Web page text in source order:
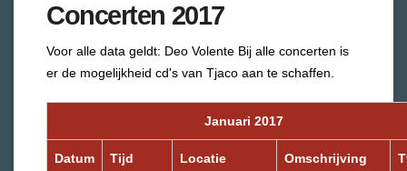
Concerten 2017
Voor alle data geldt: Deo Volente Bij alle concerten is
er de mogelijkheid cd's van Tjaco aan te schaffen.
Januari 2017
Datum Tijd Locatie Omschrijving